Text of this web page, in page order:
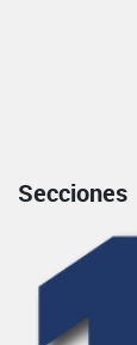
Secciones